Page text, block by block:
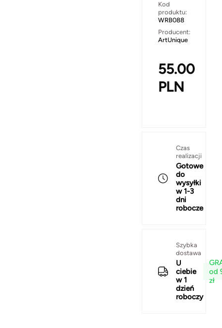
Kod
produktu:
WRB088
Producent:
ArtUnique
55.00
PLN
Czas
realizacji
Gotowe
do
wysyłki
w 1-3
dni
robocze
Szybka
dostawa
U
ciebie
w 1
dzień
roboczy
od
zł